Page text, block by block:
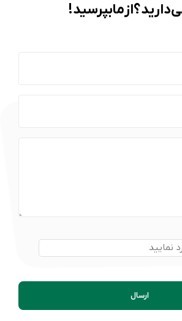
دارید؟ از ما بپرسید!
ارسال